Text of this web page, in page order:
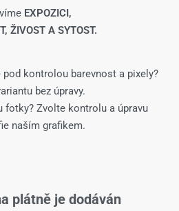
EXPOZICI,
ŽIVOST A SYTOST.
kontrolou barevnost a pixely?
bez úpravy.
Zvolte kontrolu a úpravu
naším grafikem.
plátně je dodáván